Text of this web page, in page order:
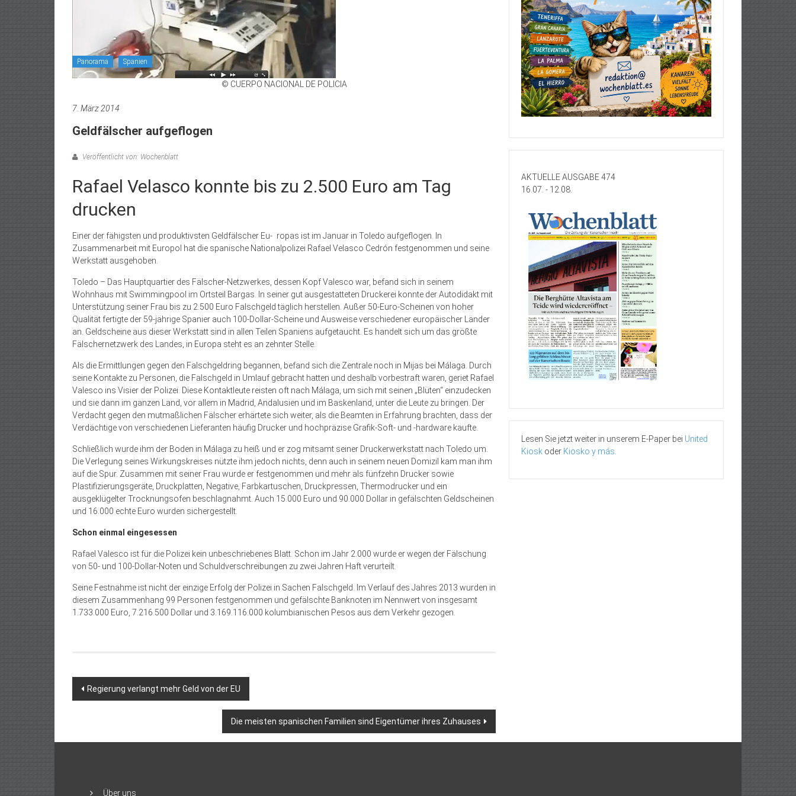
Panorama Spanien
© CUERPO NACIONAL DE POLICIA
7. März 2014
Geldfälscher aufgeflogen
Veröffentlicht von: Wochenblatt
Rafael Velasco konnte bis zu 2.500 Euro am Tag
drucken
Einer der fähigsten und produktivsten Geldfälscher Eu- ropas ist im Januar in Toledo aufgeflogen. In
Zusammenarbeit mit Europol hat die spanische Nationalpolizei Rafael Velasco Cedrón festgenommen und seine
Werkstatt ausgehoben.
Toledo – Das Hauptquartier des Fälscher-Netzwerkes, dessen Kopf Valesco war, befand sich in seinem
Wohnhaus mit Swimmingpool im Ortsteil Bargas. In seiner gut ausgestatteten Druckerei konnte der Autodidakt mit
Unterstützung seiner Frau bis zu 2.500 Euro Falschgeld täglich herstellen. Außer 50-Euro-Scheinen von hoher
Qualität fertigte der 59-jährige Spanier auch 100-Dollar-Scheine und Ausweise verschiedener europäischer Länder
an. Geldscheine aus dieser Werkstatt sind in allen Teilen Spaniens aufgetaucht. Es handelt sich um das größte
Fälschernetzwerk des Landes, in Europa steht es an zehnter Stelle.
Als die Ermittlungen gegen den Falschgeldring begannen, befand sich die Zentrale noch in Mijas bei Málaga. Durch
seine Kontakte zu Personen, die Falschgeld in Umlauf gebracht hatten und deshalb vorbestraft waren, geriet Rafael
Valesco ins Visier der Polizei. Diese Kontaktleute reisten oft nach Málaga, um sich mit seinen „Blüten“ einzudecken
und sie dann im ganzen Land, vor allem in Madrid, Andalusien und im Baskenland, unter die Leute zu bringen. Der
Verdacht gegen den mutmaßlichen Fälscher erhärtete sich weiter, als die Beamten in Erfahrung brachten, dass der
Verdächtige von verschiedenen Lieferanten häufig Drucker und hochpräzise Grafik-Soft- und -hardware kaufte.
Schließlich wurde ihm der Boden in Málaga zu heiß und er zog mitsamt seiner Druckerwerkstatt nach Toledo um.
Die Verlegung seines Wirkungskreises nützte ihm jedoch nichts, denn auch in seinem neuen Domizil kam man ihm
auf die Spur. Zusammen mit seiner Frau wurde er festgenommen und mehr als fünfzehn Drucker sowie
Plastifizierungsgeräte, Druckplatten, Negative, Farbkartuschen, Druckpressen, Thermodrucker und ein
ausgeklügelter Trocknungsofen beschlagnahmt. Auch 15.000 Euro und 90.000 Dollar in gefälschten Geldscheinen
und 16.000 echte Euro wurden sichergestellt.
Schon einmal eingesessen
Rafael Valesco ist für die Polizei kein unbeschriebenes Blatt. Schon im Jahr 2.000 wurde er wegen der Fälschung
von 50- und 100-Dollar-Noten und Schuldverschreibungen zu zwei Jahren Haft verurteilt.
Seine Festnahme ist nicht der einzige Erfolg der Polizei in Sachen Falschgeld. Im Verlauf des Jahres 2013 wurden in
diesem Zusammenhang 99 Personen festgenommen und gefälschte Banknoten im Nennwert von insgesamt
1.733.000 Euro, 7.216.500 Dollar und 3.169.116.000 kolumbianischen Pesos aus dem Verkehr gezogen.
Beitragsnavigation
Regierung verlangt mehr Geld von der EU
Die meisten spanischen Familien sind Eigentümer ihres Zuhauses
AKTUELLE AUSGABE 474
16.07. - 12.08.
Lesen Sie jetzt weiter in unserem E-Paper bei United
Kiosk oder Kiosko y más
Über uns